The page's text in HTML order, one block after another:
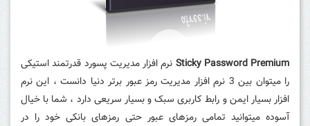
Sticky Password Premium نرم افزار مدیریت پسورد قدرتمند استیکی
را میتوان بین 3 نرم افزار مدیریت رمز عبور برتر دنیا دانست ، این نرم
افزار بسیار ایمن و رابط کاربری سبک و بسیار سریعی دارد ، شما با خیال
آسوده میتوانید تمامی رمزهای عبور حتی رمزهای بانکی خود را در